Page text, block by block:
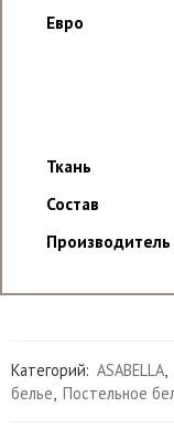
Евро
Ткань
Состав
Производитель
Категорий: ASABELLA,
белье, Постельное